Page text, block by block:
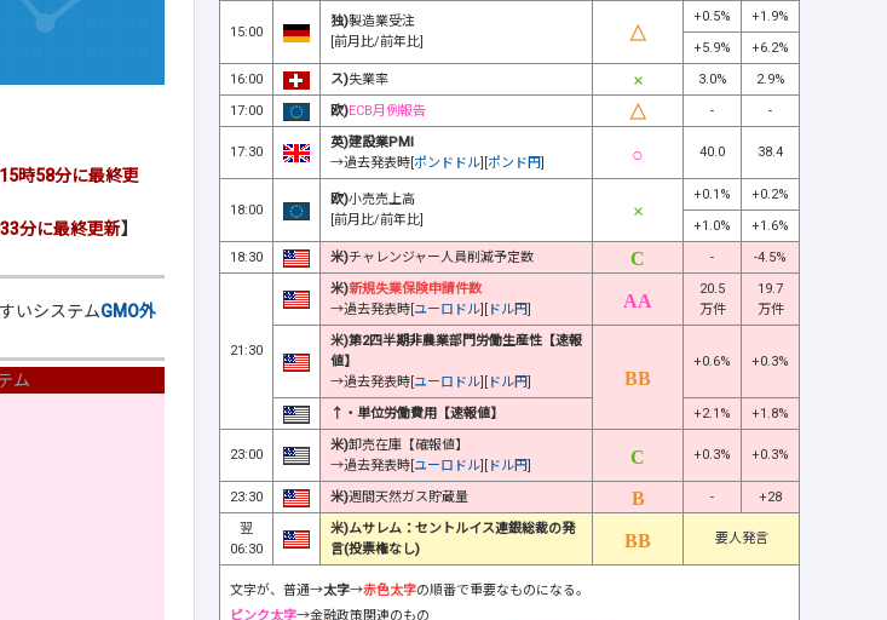
時58分に最終更
分に最終更新】
いシステムGMO外
ム
15:00
独)製造業受注
[前月比/前年比]
+0.5%
+1.9%
+5.9%
+6.2%
16:00
ス)失業率 3.0%
2.9%
17:00
欧)ECB月例報告 - -
17:30
英)建設業PMI
→過去発表時[ポンドドル][ポンド円]
40.0 38.4
18:00
欧)小売売上高
[前月比/前年比]
+0.1%
+0.2%
+1.0%
+1.6%
18:30
米)チャレンジャー人員削減予定数 - -4.5%
21:30
米)新規失業保険申請件数
→過去発表時[ユーロドル][ ドル円]
20.5
万件
19.7
万件
米)第2四半期非農業部門労働生産性【速報
値】
→過去発表時[ユーロドル][ ドル円]
+0.6% +0.3%
↑・単位労働費用【速報値】 +2.1% +1.8%
23:00
米)卸売在庫【確報値】
→過去発表時[ユーロドル][ ドル円]
+0.3% +0.3%
23:30 米)週間天然ガス貯蔵量 -
+28
翌
06:30
米)ムサレム：セントルイス連銀総裁の発
言(投票権なし)
要人発言
文字が、普通→太字→赤色太字の順番で重要なものになる。
ピンク太字→金融政策関連のもの